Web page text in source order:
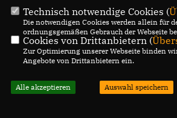
Technisch notwendige Cookies (
Die notwendigen Cookies werden allein für
ordnungsgemäßen Gebrauch der Webseite
Cookies von Drittanbietern (
Zur Optimierung unserer Webseite binden
Angebote von Drittanbietern ein.
Alle akzeptieren Auswahl speichern